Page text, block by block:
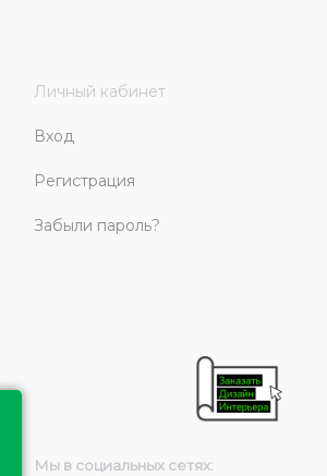
Личный кабинет
Вход
Регистрация
Забыли пароль?
Мы в социальных сетях: